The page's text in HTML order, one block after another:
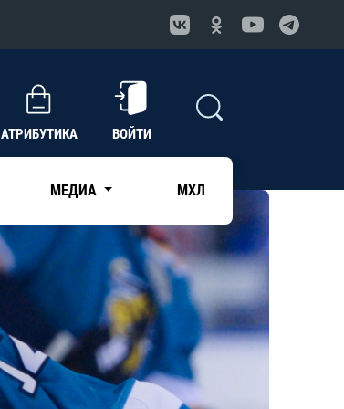
АТРИБУТИКА ВОЙТИ
МЕДИА МХЛ